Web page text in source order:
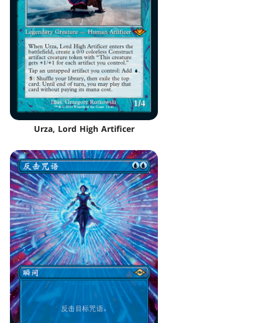
Urza, Lord High Artificer